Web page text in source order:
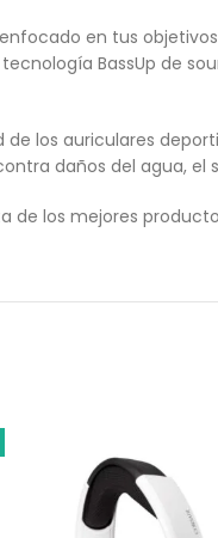
en tus
BassUp de
los auriculares
daños del agua, el
de los mejores